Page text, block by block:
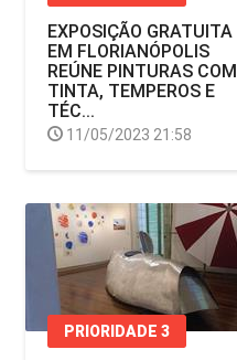
EXPOSIÇÃO GRATUITA
EM FLORIANÓPOLIS
REÚNE PINTURAS COM
TINTA, TEMPEROS E
TÉC...
11/05/2023 21:58
PRIORIDADE 3